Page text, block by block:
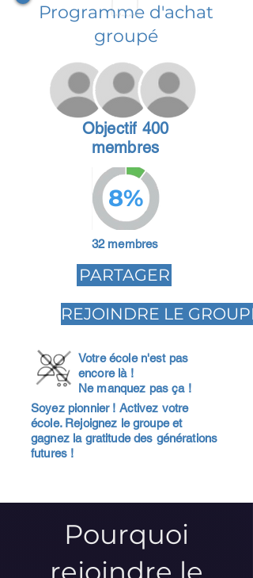
Programme d'achat
groupé
Objectif 400
membres
8%
32 membres
PARTAGER
REJOINDRE LE GROUPE
Votre école n'est pas
encore là !
Ne manquez pas ça !
Soyez pionnier ! Activez votre
école. Rejoignez le groupe et
gagnez la gratitude des générations
futures !
Pourquoi